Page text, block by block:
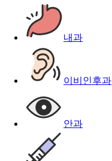
내과
이비인후과
안과